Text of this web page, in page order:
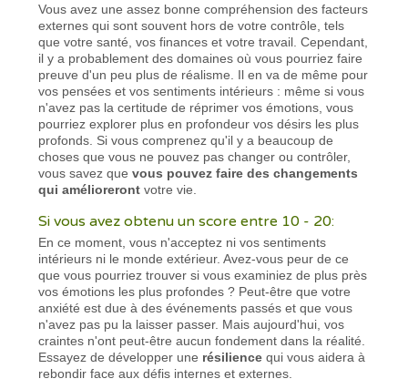
Vous avez une assez bonne compréhension des facteurs
externes qui sont souvent hors de votre contrôle, tels
que votre santé, vos finances et votre travail. Cependant,
il y a probablement des domaines où vous pourriez faire
preuve d'un peu plus de réalisme. Il en va de même pour
vos pensées et vos sentiments intérieurs : même si vous
n'avez pas la certitude de réprimer vos émotions, vous
pourriez explorer plus en profondeur vos désirs les plus
profonds. Si vous comprenez qu'il y a beaucoup de
choses que vous ne pouvez pas changer ou contrôler,
vous savez quevous pouvez faire des changements
qui améliorerontvotre vie.
Si vous avez obtenu un score entre 10 - 20:
En ce moment, vous n'acceptez ni vos sentiments
intérieurs ni le monde extérieur. Avez-vous peur de ce
que vous pourriez trouver si vous examiniez de plus près
vos émotions les plus profondes ? Peut-être que votre
anxiété est due à des événements passés et que vous
n'avez pas pu la laisser passer. Mais aujourd'hui, vos
craintes n'ont peut-être aucun fondement dans la réalité.
Essayez de développer une résiliencequi vous aidera à
rebondir face aux défis internes et externes.